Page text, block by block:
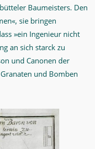
Baumeisters. Den
sie bringen
»ein Ingenieur nicht
an sich starck zu
und Canonen der
und Bomben